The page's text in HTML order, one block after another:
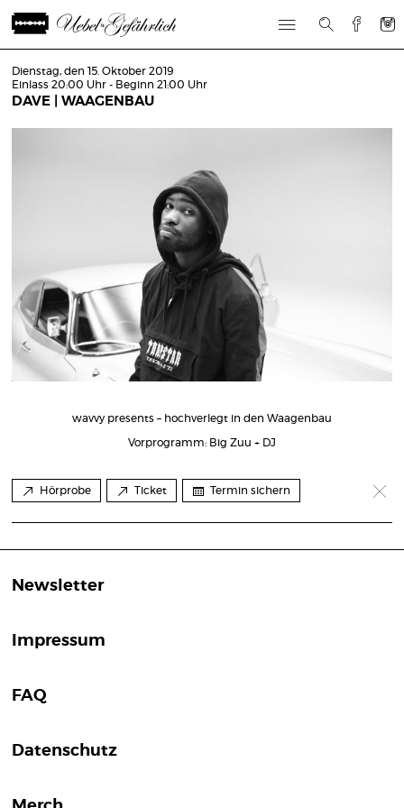
Dienstag, den 15. Oktober 2019
Einlass 20:00 Uhr - Beginn 21:00 Uhr
DAVE | WAAGENBAU
wavvy presents – hochverlegt in den Waagenbau
Vorprogramm: Big Zuu + DJ
Hörprobe Ticket Termin sichern
Newsletter
Impressum
FAQ
Datenschutz